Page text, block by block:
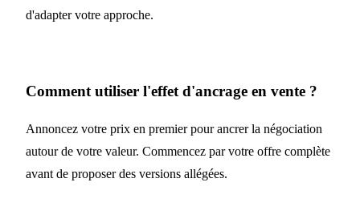
d'adapter votre approche.
Comment utiliser l'effet d'ancrage en vente ?
Annoncez votre prix en premier pour ancrer la négociation
autour de votre valeur. Commencez par votre offre complète
avant de proposer des versions allégées.